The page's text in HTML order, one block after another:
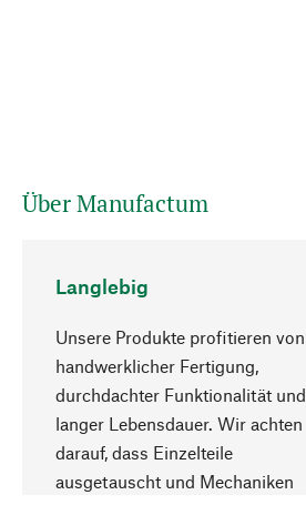
Über Manufactum
Langlebig
Unsere Produkte profitieren von
handwerklicher Fertigung,
durchdachter Funktionalität und
langer Lebensdauer. Wir achten
darauf, dass Einzelteile
ausgetauscht und Mechaniken